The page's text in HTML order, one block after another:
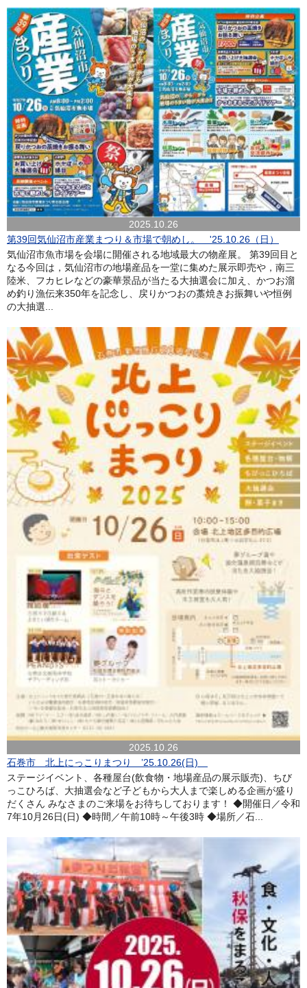
2025.10.26
第39回気仙沼市産業まつり＆市場で朝めし。 '25.10.26（日）
気仙沼市魚市場を会場に開催される地域最大の物産展。 第39回目と
なる今回は，気仙沼市の地場産品を一堂に集めた展示即売や，南三
陸米、フカヒレなどの豪華景品が当たる大抽選会に加え、かつお溜
め釣り漁伝来350年を記念し、戻りかつおの藁焼きお振舞いや恒例
の大抽選...
2025.10.26
石巻市 北上にっこりまつり ’25.10.26(日)
ステージイベント、各種屋台(飲食物・地場産品の展示販売)、ちび
っこひろば、大抽選会など子どもから大人まで楽しめる企画が盛り
だくさん みなさまのご来場をお待ちしております！ ◆開催日／令和
7年10月26日(日) ◆時間／午前10時～午後3時 ◆場所／石...